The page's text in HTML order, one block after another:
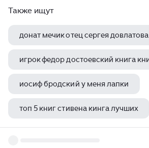
Также ищут
донат мечик отец сергея довлатова
иосиф бродский у меня лапки
топ 5 книг стивена кинга лучших